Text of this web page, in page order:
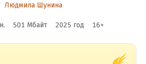
Людмила Шунина
501 Мбайт 2025 год 16+